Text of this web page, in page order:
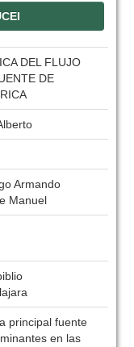
DEL FLUJO
DE
Armando
Manuel
principal fuente
en las